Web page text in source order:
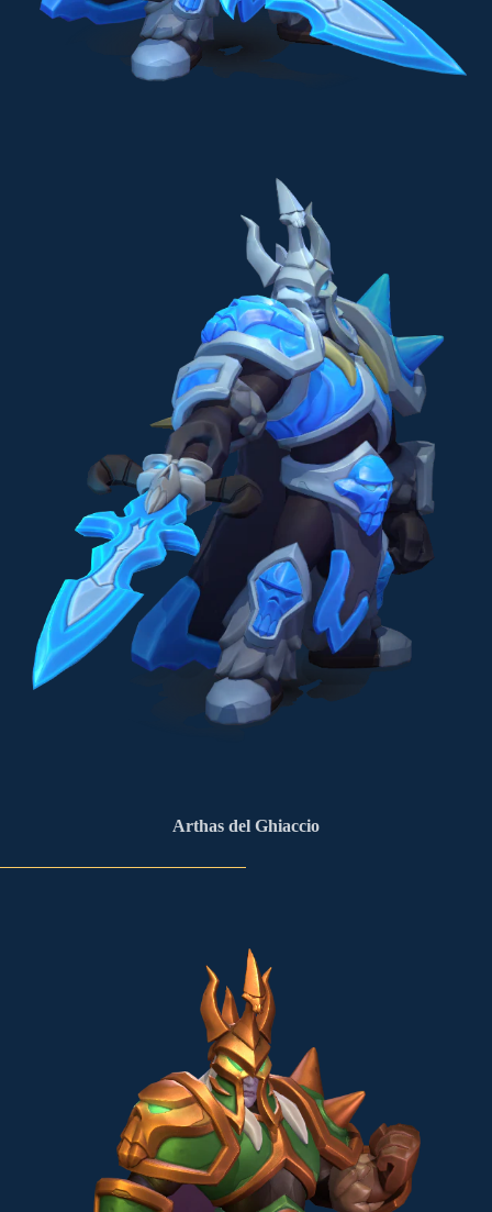
Arthas del Ghiaccio